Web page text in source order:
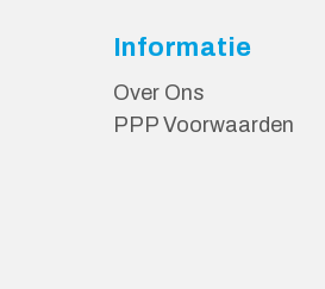
Informatie
Over Ons
PPP Voorwaarden